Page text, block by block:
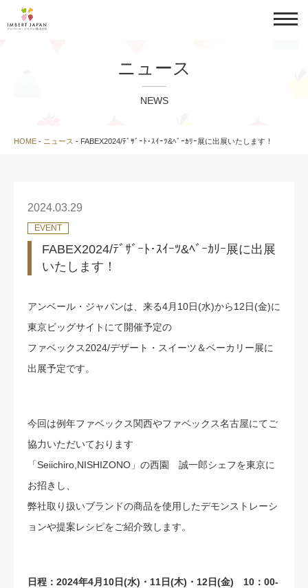
ニュース
NEWS
HOME - ニュース - FABEX2024/ﾃﾞｻﾞｰﾄ･ｽｲｰﾂ&ﾍﾞｰｶﾘｰ展に出展いたします！
2024.03.29
EVENT
FABEX2024/ﾃﾞｻﾞｰﾄ･ｽｲｰﾂ&ﾍﾞｰｶﾘｰ展に出展
いたします！
アンベール・ジャパンは、来る4月10日(水)から12日(金)に
東京ビッグサイトにて開催予定の
ファベックス2024/デザート・スイーツ＆ベーカリー展に
出展予定です。
今回は例年ファベックス関西やファベックス名古屋にてご
協力いただいております
「Seiichiro,NISHIZONO」の西園 誠一郎シェフを東京に
お招きし、
弊社取り扱いブランドの商品を使用したデモンストレーシ
ョンや提案レシピをご紹介致します。
日程：2024年4月10日(水)・11日(木)・12日(金) 10：00-